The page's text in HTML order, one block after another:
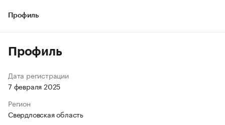
Профиль
Профиль
Дата регистрации
7 февраля 2025
Регион
Свердловская область